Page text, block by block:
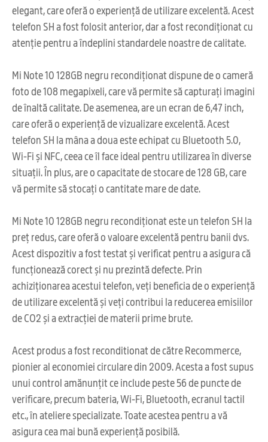
elegant, care oferă o experiență de utilizare excelentă. Acest
telefon SH a fost folosit anterior, dar a fost recondiționat cu
atenție pentru a îndeplini standardele noastre de calitate.
Mi Note 10 128GB negru recondiționat dispune de o cameră
foto de 108 megapixeli, care vă permite să capturați imagini
de înaltă calitate. De asemenea, are un ecran de 6,47 inch,
care oferă o experiență de vizualizare excelentă. Acest
telefon SH la mâna a doua este echipat cu Bluetooth 5.0,
Wi-Fi și NFC, ceea ce îl face ideal pentru utilizarea în diverse
situații. În plus, are o capacitate de stocare de 128 GB, care
vă permite să stocați o cantitate mare de date.
Mi Note 10 128GB negru recondiționat este un telefon SH la
preț redus, care oferă o valoare excelentă pentru banii dvs.
Acest dispozitiv a fost testat și verificat pentru a asigura că
funcționează corect și nu prezintă defecte. Prin
achiziționarea acestui telefon, veți beneficia de o experiență
de utilizare excelentă și veți contribui la reducerea emisiilor
de CO2 și a extracției de materii prime brute.
Acest produs a fost reconditionat de către Recommerce,
pionier al economiei circulare din 2009. Acesta a fost supus
unui control amănunțit ce include peste 56 de puncte de
verificare, precum bateria, Wi-Fi, Bluetooth, ecranul tactil
etc., în ateliere specializate. Toate acestea pentru a vă
asigura cea mai bună experiență posibilă.